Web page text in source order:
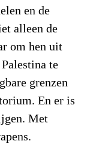
en de
alleen de
om hen uit
te
grenzen
En er is
Met